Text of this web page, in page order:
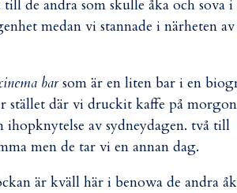
de andra som skulle åka och sova i
medan vi stannade i närheten av
barsom är en liten bar i en
stället där vi druckit kaffe på
ihopknytelse av sydneydagen. två till
men de tar vi en annan dag.
är kväll här i benowa de andra